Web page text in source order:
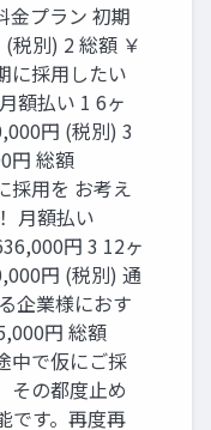
⾦プラン 初期
税別) 2 総額 ￥
に採⽤したい
額払い 1 6ヶ
円 (税別) 3
円 総額
採⽤を お考え
⽉額払い
円 3 12ヶ
円 (税別) 通
企業様におす
円 総額
中で仮にご採
その都度⽌め
です。再度再